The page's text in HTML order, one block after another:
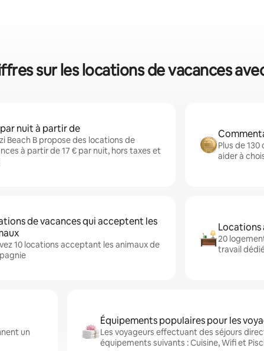
sur les locations de vacances
nuit à partir de
Beach B propose des locations de
à partir de 17 € par nuit, hors taxes et
Plus de
aider à
de vacances qui acceptent les
10 locations acceptant les animaux de
Locations
20
travail
un
Équipements populaires pour les
Les voyageurs effectuant des séjours
équipements suivants : Cuisine, Wifi et